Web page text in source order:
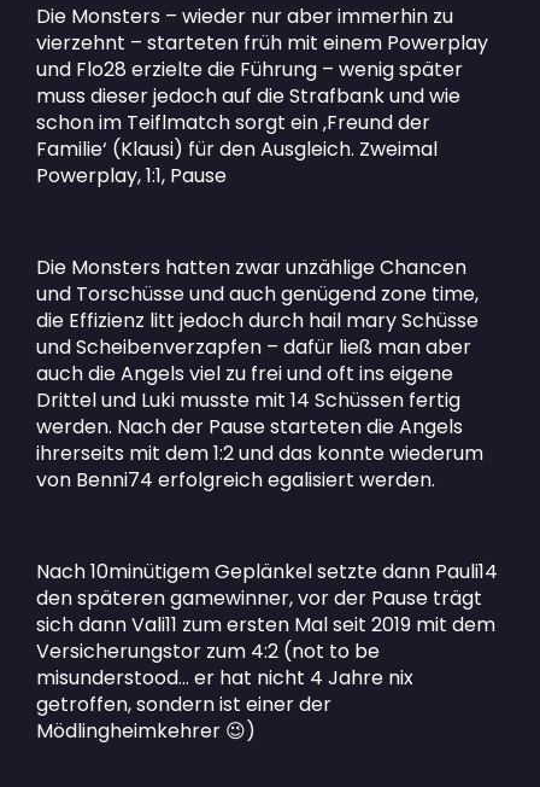
Die Monsters – wieder nur aber immerhin zu
vierzehnt – starteten früh mit einem Powerplay
und Flo28 erzielte die Führung – wenig später
muss dieser jedoch auf die Strafbank und wie
schon im Teiflmatch sorgt ein ‚Freund der
Familie‘ (Klausi) für den Ausgleich. Zweimal
Powerplay, 1:1, Pause
Die Monsters hatten zwar unzählige Chancen
und Torschüsse und auch genügend zone time,
die Effizienz litt jedoch durch hail mary Schüsse
und Scheibenverzapfen – dafür ließ man aber
auch die Angels viel zu frei und oft ins eigene
Drittel und Luki musste mit 14 Schüssen fertig
werden. Nach der Pause starteten die Angels
ihrerseits mit dem 1:2 und das konnte wiederum
von Benni74 erfolgreich egalisiert werden.
Nach 10minütigem Geplänkel setzte dann Pauli14
den späteren gamewinner, vor der Pause trägt
sich dann Vali11 zum ersten Mal seit 2019 mit dem
Versicherungstor zum 4:2 (not to be
misunderstood… er hat nicht 4 Jahre nix
getroffen, sondern ist einer der
Mödlingheimkehrer 😉)